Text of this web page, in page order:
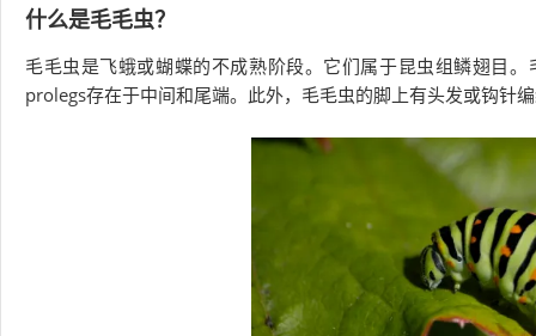
什么是毛毛虫？
毛毛虫是飞蛾或蝴蝶的不成熟阶段。它们属于昆虫组鳞翅目
prolegs存在于中间和尾端。此外，毛毛虫的脚上有头发或钩针